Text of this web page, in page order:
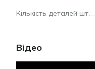
Кількість деталей шт.
Відео